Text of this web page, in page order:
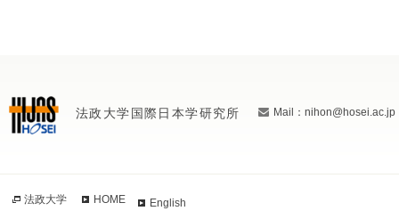
法政大学国際日本学研究所 Mail：nihon@hosei.ac.jp
法政大学 HOME English